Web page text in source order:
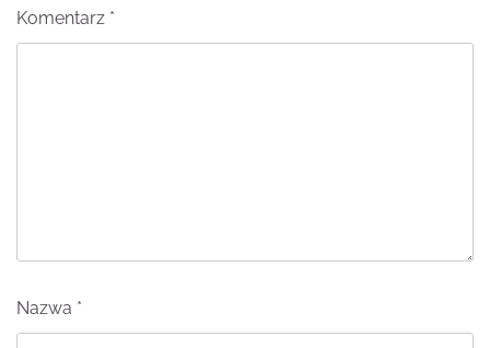
Komentarz *
Nazwa *